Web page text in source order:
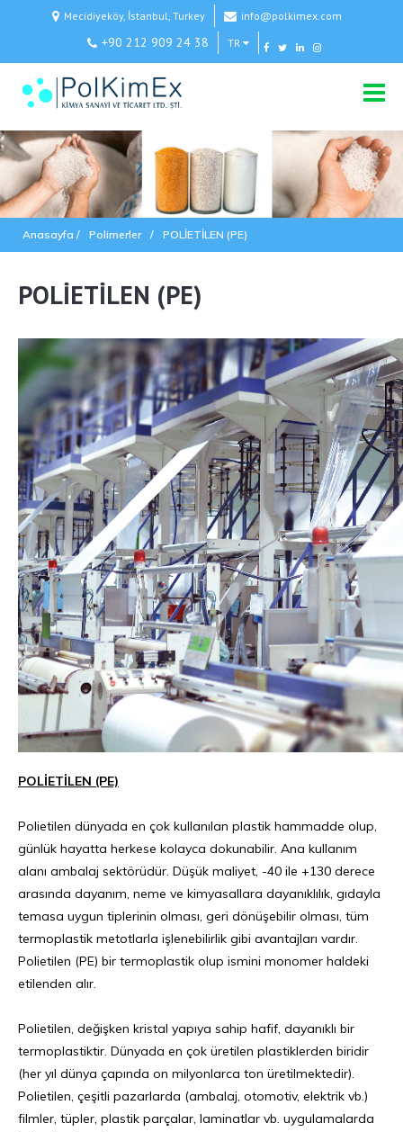
Mecidiyeköy, İstanbul, Turkey info@polkimex.com
+90 212 909 24 38 TR
Anasayfa / Polimerler / POLİETİLEN (PE)
POLİETİLEN (PE)
POLİETİLEN (PE)
Polietilen dünyada en çok kullanılan plastik hammadde olup,
günlük hayatta herkese kolayca dokunabilir. Ana kullanım
alanı ambalaj sektörüdür. Düşük maliyet, -40 ile +130 derece
arasında dayanım, neme ve kimyasallara dayanıklılık, gıdayla
temasa uygun tiplerinin olması, geri dönüşebilir olması, tüm
termoplastik metotlarla işlenebilirlik gibi avantajları vardır.
Polietilen (PE) bir termoplastik olup ismini monomer haldeki
etilenden alır.
Polietilen, değişken kristal yapıya sahip hafif, dayanıklı bir
termoplastiktir. Dünyada en çok üretilen plastiklerden biridir
(her yıl dünya çapında on milyonlarca ton üretilmektedir).
Polietilen, çeşitli pazarlarda (ambalaj, otomotiv, elektrik vb.)
filmler, tüpler, plastik parçalar, laminatlar vb. uygulamalarda